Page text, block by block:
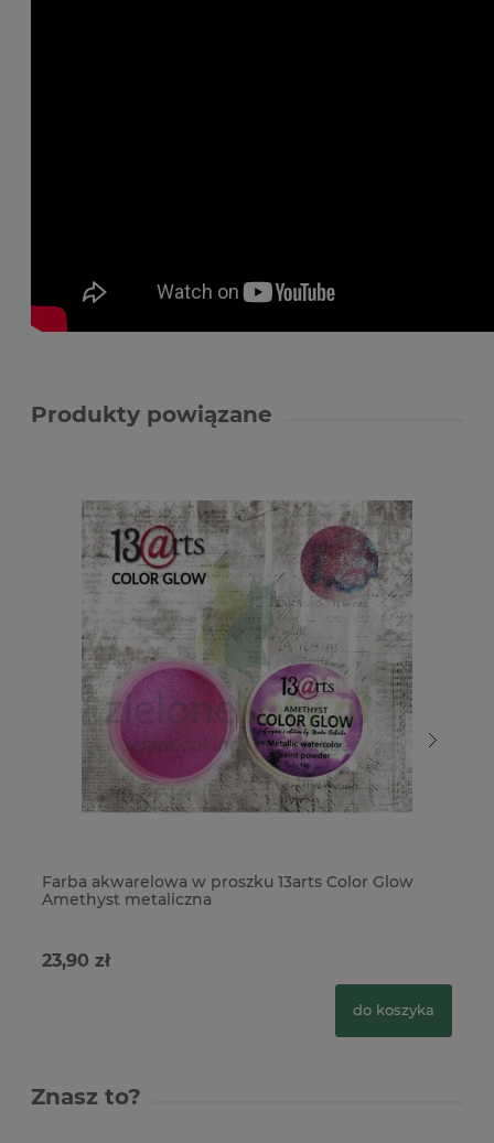
Produkty powiązane
Farba akwarelowa w proszku 13arts Color Glow
Amethyst metaliczna
23,90 zł
do koszyka
Znasz to?